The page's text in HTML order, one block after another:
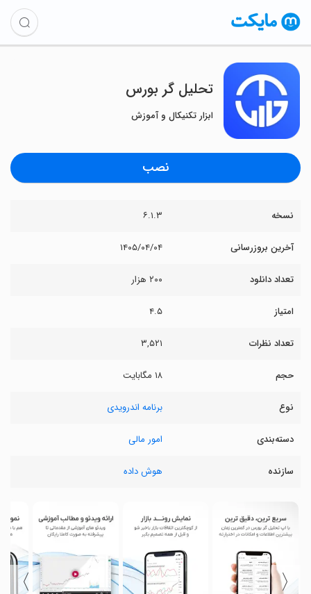
تحلیل گر بورس
ابزار تکنیکال و آموزش
نصب
نسخه ۶.۱.۳
آخرین بروزرسانی ۱۴۰۵/۰۴/۰۴
تعداد دانلود ۲۰۰ هزار
امتیاز ۴.۵
تعداد نظرات ۳,۵۲۱
حجم ۱۸ مگابایت
نوع برنامه اندرویدی
دسته‌بندی امور مالی
سازنده هوش داده
〈
〉